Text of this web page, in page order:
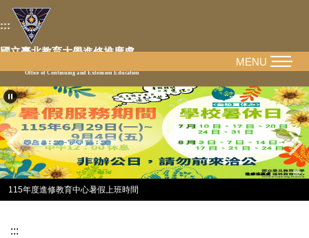
跳
到
主
容
區
:::
國立臺北教育大學進修推廣處
Office of Continuing and Extension Education
115年度進修教育中心暑假上班時間
MENU
:::